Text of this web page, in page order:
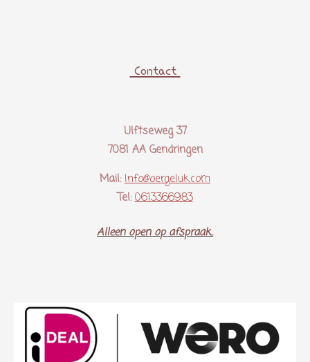
Contact
Ulftseweg 37
7081 AA Gendringen
Mail: Info@oergeluk.com
Tel: 0613366983
Alleen open op afspraak..